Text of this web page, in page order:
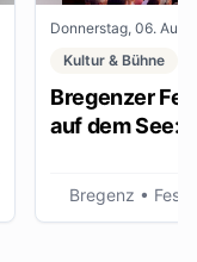
Donnerstag, 06. Aug.
Kultur & Bühne
Bregenzer
auf dem See:
Bregenz •